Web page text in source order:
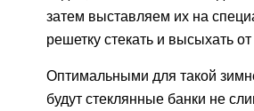
затем выставляем их на
решетку стекать и высыхать
Оптимальными для такой
будут стеклянные банки не